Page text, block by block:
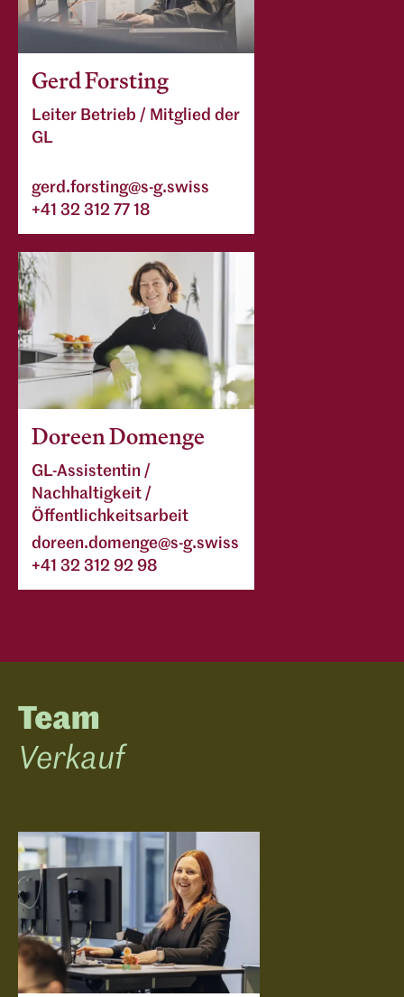
Gerd Forsting
Leiter Betrieb / Mitglied der
GL
gerd.forsting@s-g.swiss
+41 32 312 77 18
Doreen Domenge
GL-Assistentin /
Nachhaltigkeit /
Öffentlichkeitsarbeit
doreen.domenge@s-g.swiss
+41 32 312 92 98
Team
Verkauf